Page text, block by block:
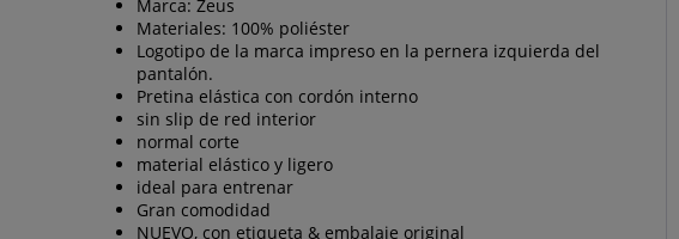
Marca: Zeus
Materiales: 100% poliéster
Logotipo de la marca impreso en la pernera izquierda del
pantalón.
Pretina elástica con cordón interno
sin slip de red interior
normal corte
material elástico y ligero
ideal para entrenar
Gran comodidad
NUEVO, con etiqueta & embalaje original